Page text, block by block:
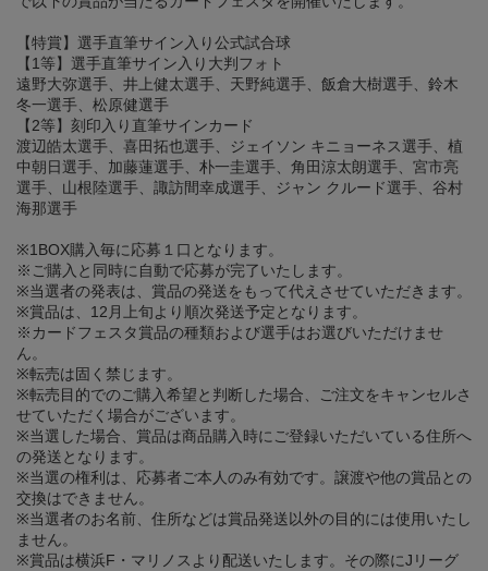
【特賞】選手直筆サイン入り公式試合球
【1等】選手直筆サイン入り大判フォト
遠野大弥選手、井上健太選手、天野純選手、飯倉大樹選手、鈴木
冬一選手、松原健選手
【2等】刻印入り直筆サインカード
渡辺皓太選手、喜田拓也選手、ジェイソン キニョーネス選手、植
中朝日選手、加藤蓮選手、朴一圭選手、角田涼太朗選手、宮市亮
選手、山根陸選手、諏訪間幸成選手、ジャン クルード選手、谷村
海那選手
※1BOX購入毎に応募１口となります。
※ご購入と同時に自動で応募が完了いたします。
※当選者の発表は、賞品の発送をもって代えさせていただきます。
※賞品は、12月上旬より順次発送予定となります。
※カードフェスタ賞品の種類および選手はお選びいただけませ
ん。
※転売は固く禁じます。
※転売目的でのご購入希望と判断した場合、ご注文をキャンセルさ
せていただく場合がございます。
※当選した場合、賞品は商品購入時にご登録いただいている住所へ
の発送となります。
※当選の権利は、応募者ご本人のみ有効です。譲渡や他の賞品との
交換はできません。
※当選者のお名前、住所などは賞品発送以外の目的には使用いたし
ません。
※賞品は横浜F・マリノスより配送いたします。その際にJリーグ